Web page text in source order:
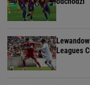
Leagues